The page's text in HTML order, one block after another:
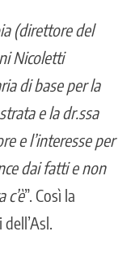
(direttore del
Nicoletti
di base per la
e la dr.ssa
e l’interesse per
dai fatti e non
”. Così la